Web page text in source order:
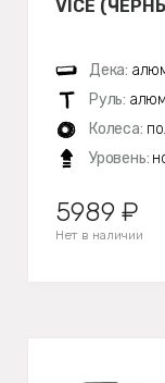
VICE
Дека:
Руль:
Колеса:
Уровень:
5989 ₽
Нет в наличии